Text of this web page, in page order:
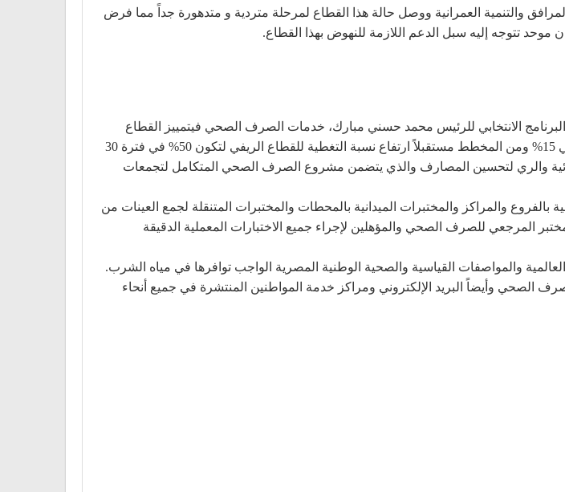
والتنمية العمرانية ووصل حالة هذا القطاع لمرحلة متردية و متدهورة جداً مما فرض
تتوجه إليه سبل الدعم اللازمة للنهوض بهذا القطاع.
الشرب بنسبة 100% بحلول عام 2010 وذلك في إطار البرنامج الانتخابي للرئيس محمد حسني مبارك، خدمات الصرف الصحي فيتمييز القطاع
الحضري بنسبة تغطية حوالي 90% أما القطاع الريفي فنسبة التغطية الحالية حوالي 15% ومن المخطط مستقبلاً ارتفاع نسبة التغطية للقطاع الريفي لتكون 50% في فترة 30
والري لتحسين المصارف والذي يتضمن مشروع الصرف الصحي المتكامل لتجمعات
والمراكز والمختبرات الميدانية بالمحطات والمختبرات المتنقلة لجمع العينات من
المرجعي للصرف الصحي والمؤهلين لإجراء جميع الاختبارات المعملية الدقيقة
والمواصفات القياسية والصحية الوطنية المصرية الواجب توافرها في مياه الشرب.
خدمة المواطنين من خلال الخط الساخن 125 لمياه الشرب و 175 للصرف الصحي وأيضاً البريد الإلكتروني ومراكز خدمة المواطنين المنتشرة في جميع أنحاء